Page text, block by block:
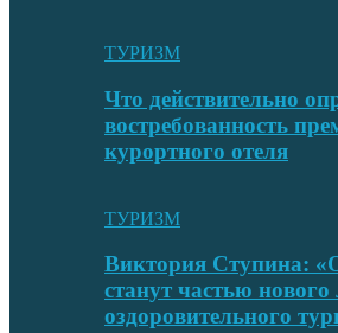
ТУРИЗМ
Что действительно
востребованность
курортного отеля
ТУРИЗМ
Виктория Ступина:
станут частью нового
оздоровительного